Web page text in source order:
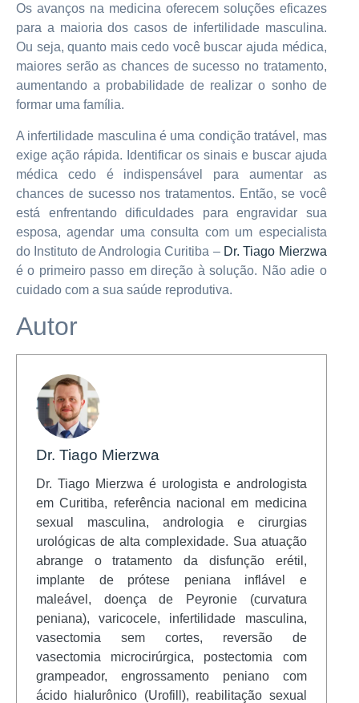
Os avanços na medicina oferecem soluções eficazes
para a maioria dos casos de infertilidade masculina.
Ou seja, quanto mais cedo você buscar ajuda médica,
maiores serão as chances de sucesso no tratamento,
aumentando a probabilidade de realizar o sonho de
formar uma família.
A infertilidade masculina é uma condição tratável, mas
exige ação rápida. Identificar os sinais e buscar ajuda
médica cedo é indispensável para aumentar as
chances de sucesso nos tratamentos. Então, se você
está enfrentando dificuldades para engravidar sua
esposa, agendar uma consulta com um especialista
do Instituto de Andrologia Curitiba – Dr. Tiago Mierzwa
é o primeiro passo em direção à solução. Não adie o
cuidado com a sua saúde reprodutiva.
Autor
Dr. Tiago Mierzwa
Dr. Tiago Mierzwa é urologista e andrologista
em Curitiba, referência nacional em medicina
sexual masculina, andrologia e cirurgias
urológicas de alta complexidade. Sua atuação
abrange o tratamento da disfunção erétil,
implante de prótese peniana inflável e
maleável, doença de Peyronie (curvatura
peniana), varicocele, infertilidade masculina,
vasectomia sem cortes, reversão de
vasectomia microcirúrgica, postectomia com
grampeador, engrossamento peniano com
ácido hialurônico (Urofill), reabilitação sexual